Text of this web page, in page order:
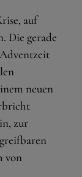
auf
Die gerade
neuen
zur
von